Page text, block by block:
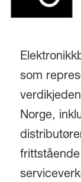
som
Norge,